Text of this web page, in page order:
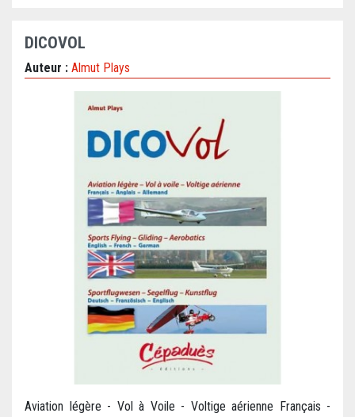
DICOVOL
Auteur : Almut Plays
Aviation légère - Vol à Voile - Voltige aérienne Français -